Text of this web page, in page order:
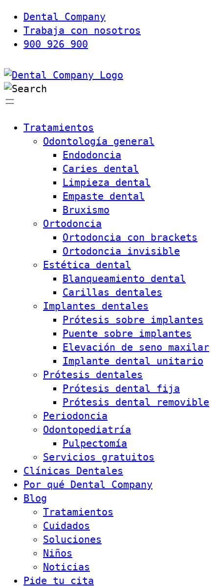
Dental Company
Trabaja con nosotros
900 926 900
Tratamientos
Odontología general
Endodoncia
Caries dental
Limpieza dental
Empaste dental
Bruxismo
Ortodoncia
Ortodoncia con brackets
Ortodoncia invisible
Estética dental
Blanqueamiento dental
Carillas dentales
Implantes dentales
Prótesis sobre implantes
Puente sobre implantes
Elevación de seno maxilar
Implante dental unitario
Prótesis dentales
Prótesis dental fija
Prótesis dental removible
Periodoncia
Odontopediatría
Pulpectomía
Servicios gratuitos
Clínicas Dentales
Por qué Dental Company
Blog
Tratamientos
Cuidados
Soluciones
Niños
Noticias
Pide tu cita